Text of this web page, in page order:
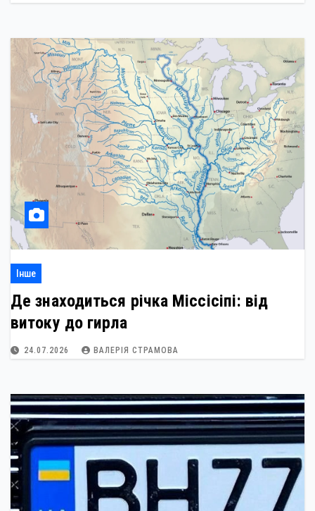
Інше
Де знаходиться річка Міссісіпі: від
витоку до гирла
24.07.2026 ВАЛЕРІЯ СТРАМОВА